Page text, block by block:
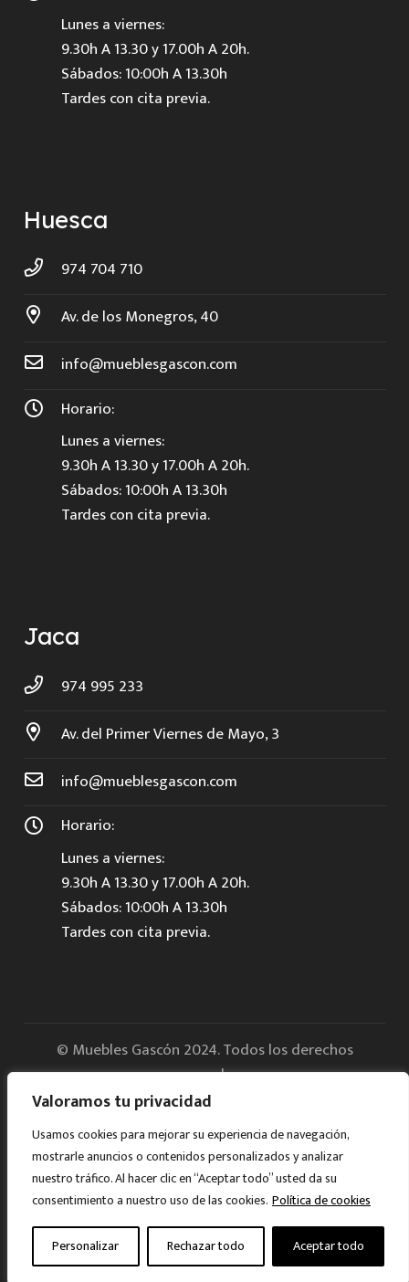
Valoramos tu privacidad
Usamos cookies para mejorar su experiencia de navegación,
mostrarle anuncios o contenidos personalizados y analizar
nuestro tráfico. Al hacer clic en “Aceptar todo” usted da su
consentimiento a nuestro uso de las cookies. Política de cookies
Personalizar Rechazar todo Aceptar todo
Lunes a viernes:
9.30h A 13.30 y 17.00h A 20h.
Sábados: 10:00h A 13.30h
Tardes con cita previa.
Huesca
974 704 710
Av. de los Monegros, 40
info@mueblesgascon.com
Horario:
Lunes a viernes:
9.30h A 13.30 y 17.00h A 20h.
Sábados: 10:00h A 13.30h
Tardes con cita previa.
Jaca
974 995 233
Av. del Primer Viernes de Mayo, 3
info@mueblesgascon.com
Horario:
Lunes a viernes:
9.30h A 13.30 y 17.00h A 20h.
Sábados: 10:00h A 13.30h
Tardes con cita previa.
© Muebles Gascón 2024. Todos los derechos
reservados.
Aviso legal
Política de Privacidad
Cookies